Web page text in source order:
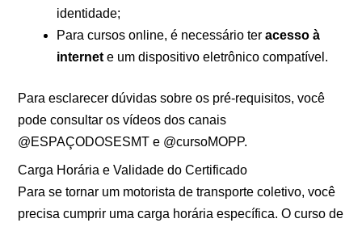
identidade;
Para cursos online, é necessário teracesso à
internet e um dispositivo eletrônico compatível.
Para esclarecer dúvidas sobre os pré-requisitos, você
pode consultar os vídeos dos canais
@ESPAÇODOSESMT e @cursoMOPP.
Carga Horária e Validade do Certificado
Para se tornar um motorista de transporte coletivo, você
precisa cumprir uma carga horária específica. O curso de